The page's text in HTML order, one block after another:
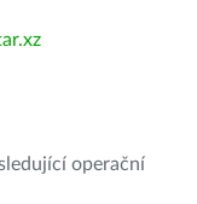
operační